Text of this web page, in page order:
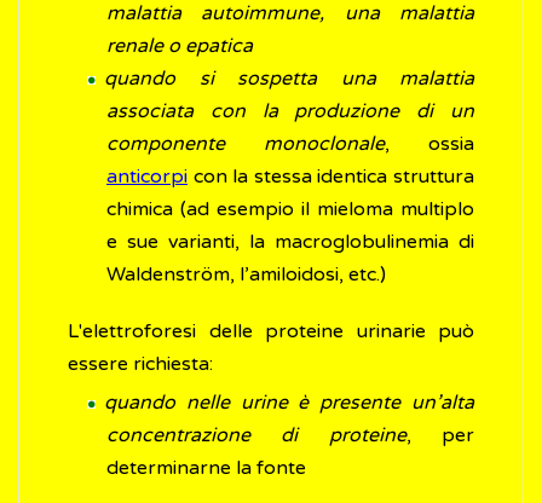
malattia autoimmune, una malattia
renale o epatica
quando si sospetta una malattia
associata con la produzione di un
componente monoclonale, ossia
anticorpi con la stessa identica struttura
chimica (ad esempio il mieloma multiplo
e sue varianti, la macroglobulinemia di
Waldenström, l’amiloidosi, etc.)
L'elettroforesi delle proteine urinarie può
essere richiesta:
quando nelle urine è presente un’alta
concentrazione di proteine, per
determinarne la fonte